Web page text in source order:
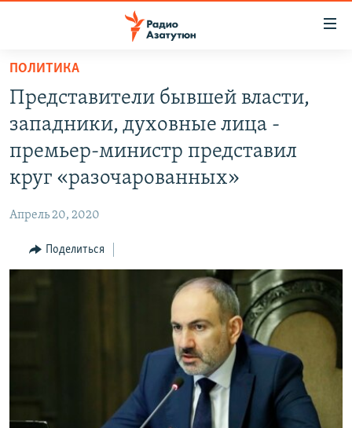
Перейти
основному
содержанию
основной
Перейти
поиску
НОВОСТИ
РЕГИОН
НАГОРНЫЙ КАРАБАХ
ПОЛИТИКА
Представители бывшей власти,
западники, духовные лица -
премьер-министр представил
круг «разочарованных»
Апрель 20, 2020
Поделиться